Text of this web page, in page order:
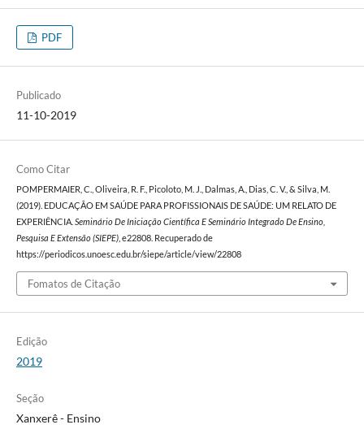
PDF
Publicado
11-10-2019
Como Citar
POMPERMAIER, C., Oliveira, R. F., Picoloto, M. J., Dalmas, A., Dias, C. V., & Silva, M.
(2019). EDUCAÇÃO EM SAÚDE PARA PROFISSIONAIS DE SAÚDE: UM RELATO DE
EXPERIÊNCIA. Seminário De Iniciação Científica E Seminário Integrado De Ensino,
Pesquisa E Extensão (SIEPE), e22808. Recuperado de
https://periodicos.unoesc.edu.br/siepe/article/view/22808
Fomatos de Citação
Edição
2019
Seção
Xanxerê - Ensino